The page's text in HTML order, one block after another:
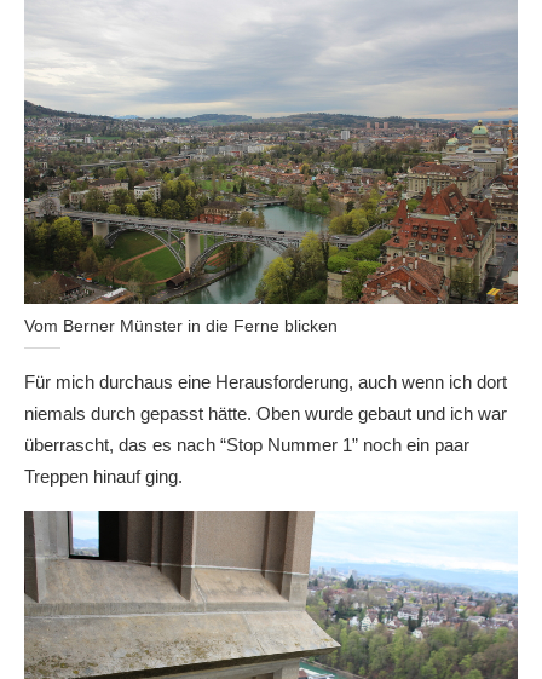
Vom Berner Münster in die Ferne blicken
Für mich durchaus eine Herausforderung, auch wenn ich dort
niemals durch gepasst hätte. Oben wurde gebaut und ich war
überrascht, das es nach “Stop Nummer 1” noch ein paar
Treppen hinauf ging.